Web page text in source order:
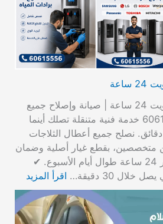
فني تصليح ثلاجات الكويت 24 ساعة | صيانة وإصلاح جميع
أنواع الثلاجات | 60615556 خدمة فنية متنقلة تصلك أينما
نصلح جميع أعطال الثلاجات
متخصصين، بقطع غيار أصلية وضمان
على الإصلاح، على مدار 24 ساعة طوال أيام الأسبوع. ✔
اقرأ المزيد